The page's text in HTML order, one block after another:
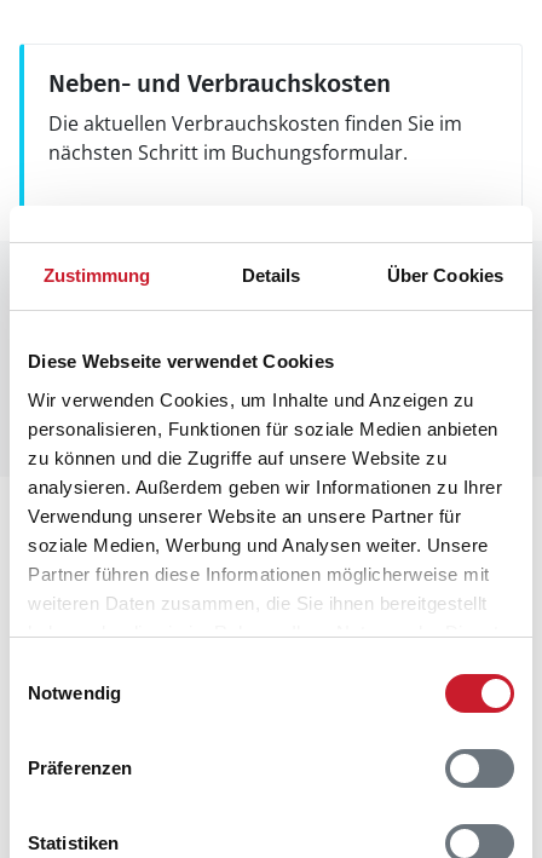
Zustimmung Details Über Cookies
Diese Webseite verwendet Cookies
Wir verwenden Cookies, um Inhalte und Anzeigen zu
personalisieren, Funktionen für soziale Medien anbieten
zu können und die Zugriffe auf unsere Website zu
analysieren. Außerdem geben wir Informationen zu Ihrer
Verwendung unserer Website an unsere Partner für
soziale Medien, Werbung und Analysen weiter. Unsere
Partner führen diese Informationen möglicherweise mit
weiteren Daten zusammen, die Sie ihnen bereitgestellt
haben oder die sie im Rahmen Ihrer Nutzung der Dienste
Notwendig
Präferenzen
Statistiken
Neben- und Verbrauchskosten
Die aktuellen Verbrauchskosten finden Sie im
nächsten Schritt im Buchungsformular.
Raumaufteilung
Lageplan
Adresse
Ferienhaus B2949
Bjerregårdsvej 93
6960 Hvide Sande